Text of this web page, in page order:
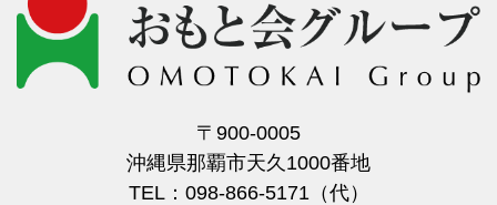
〒900-0005
沖縄県那覇市天久1000番地
TEL：098-866-5171（代）